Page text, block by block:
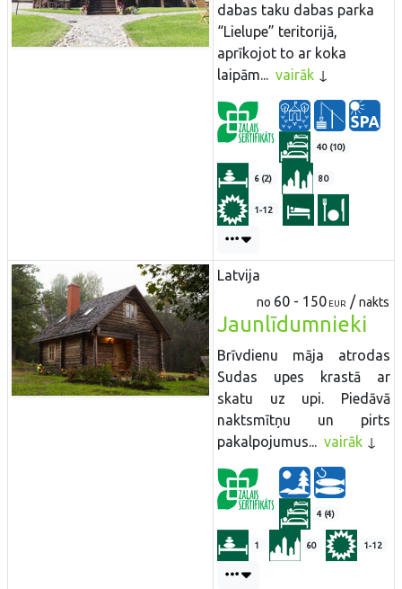
dabas taku dabas parka
“Lielupe” teritorijā,
aprīkojot to ar koka
laipām... vairāk
40 (10)
6 (2) 80
1-12
Latvija
no 60 - 150 EUR /nakts
Jaunlīdumnieki
Brīvdienu māja atrodas
Sudas upes krastā ar
skatu uz upi. Piedāvā
naktsmītņu un pirts
pakalpojumus... vairāk
4 (4)
1 60 1-12